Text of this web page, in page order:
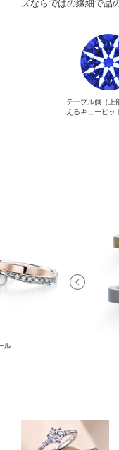
ズならではの繊細で品
テーブル側（上
えるキューピッ
ル